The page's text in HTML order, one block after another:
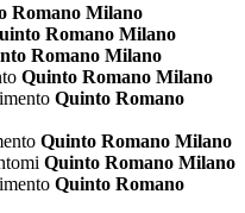
Romano Milano
Romano Milano
Romano Milano
Quinto Romano Milano
Quinto Romano
Quinto Romano Milano
Quinto Romano Milano
Quinto Romano